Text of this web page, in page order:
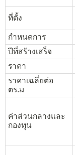
ที่ตั้ง
กำหนดการ
ปีที่สร้างเสร็จ
ราคา
ราคาเฉลี่ยต่อ
ตร.ม
ค่าส่วนกลางและ
กองทุน